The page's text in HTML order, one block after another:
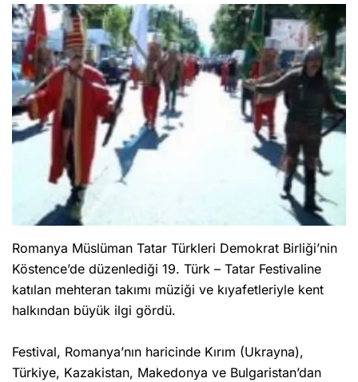
Romanya Müslüman Tatar Türkleri Demokrat Birliği’nin
Köstence’de düzenlediği 19. Türk – Tatar Festivaline
katılan mehteran takımı müziği ve kıyafetleriyle kent
halkından büyük ilgi gördü.
Festival, Romanya’nın haricinde Kırım (Ukrayna),
Türkiye, Kazakistan, Makedonya ve Bulgaristan’dan